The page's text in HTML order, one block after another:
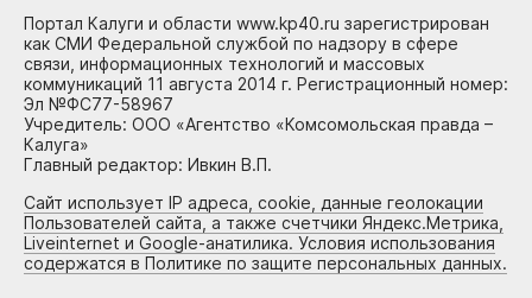
Портал Калуги и области www.kp40.ru зарегистрирован
как СМИ Федеральной службой по надзору в сфере
связи, информационных технологий и массовых
коммуникаций 11 августа 2014 г. Регистрационный номер:
Эл №ФС77-58967
Учредитель: ООО «Агентство «Комсомольская правда –
Калуга»
Главный редактор: Ивкин В.П.
Сайт использует IP адреса, cookie, данные геолокации
Пользователей сайта, а также счетчики Яндекс.Метрика,
Liveinternet и Google-анатилика. Условия использования
содержатся в Политике по защите персональных данных.